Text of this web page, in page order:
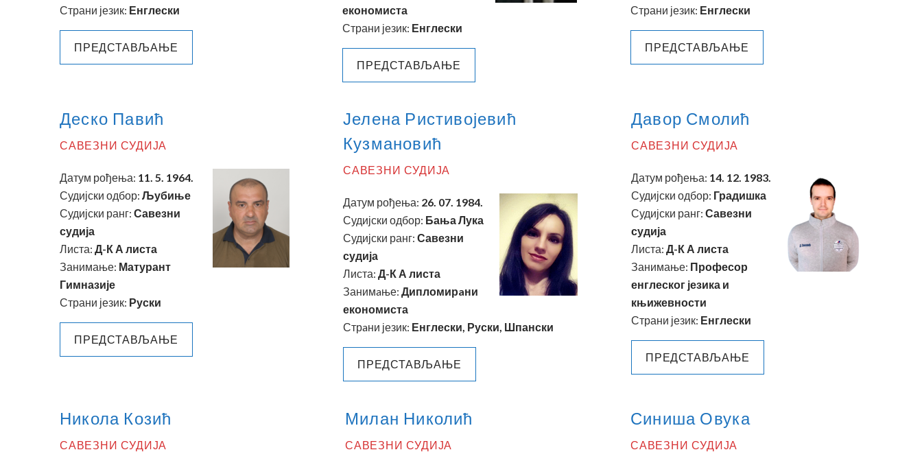
Страни језик: Енглески
ПРЕДСТАВЉАЊЕ
економиста
Страни језик: Енглески
ПРЕДСТАВЉАЊЕ
Страни језик: Енглески
ПРЕДСТАВЉАЊЕ
Деско Павић
САВЕЗНИ СУДИЈА
Датум рођења: 11. 5. 1964.
Судијски одбор: Љубиње
Судијски ранг: Савезни
судија
Листа: Д-К А листа
Занимање: Матурант
Гимназије
Страни језик: Руски
ПРЕДСТАВЉАЊЕ
Јелена Ристивојевић
Кузмановић
САВЕЗНИ СУДИЈА
Датум рођења: 26. 07. 1984.
Судијски одбор: Бања Лука
Судијски ранг:Савезни
судија
Листа:Д-К А листа
Занимaње:Дипломирaни
економиста
Стрaни језик: Енглески, Руски, Шпански
ПРЕДСТАВЉАЊЕ
Давор Смолић
САВЕЗНИ СУДИЈА
Датум рођења: 14. 12. 1983.
Судијски одбор: Градишка
Судијски ранг:Савезни
судија
Листа:Д-К А листа
Занимање: Професор
енглеског језика и
књижевности
Страни језик: Енглески
ПРЕДСТАВЉАЊЕ
Никола Козић
САВЕЗНИ СУДИЈА
Милан Николић
САВЕЗНИ СУДИЈА
Синиша Овука
САВЕЗНИ СУДИЈА